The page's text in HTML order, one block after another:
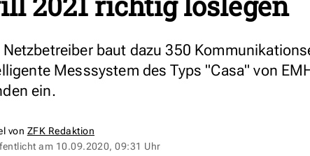
Netzbetreiber baut dazu 350
Messsystem des Typs "Casa" von
ein.
von ZFK Redaktion
am 10.09.2020, 09:31 Uhr